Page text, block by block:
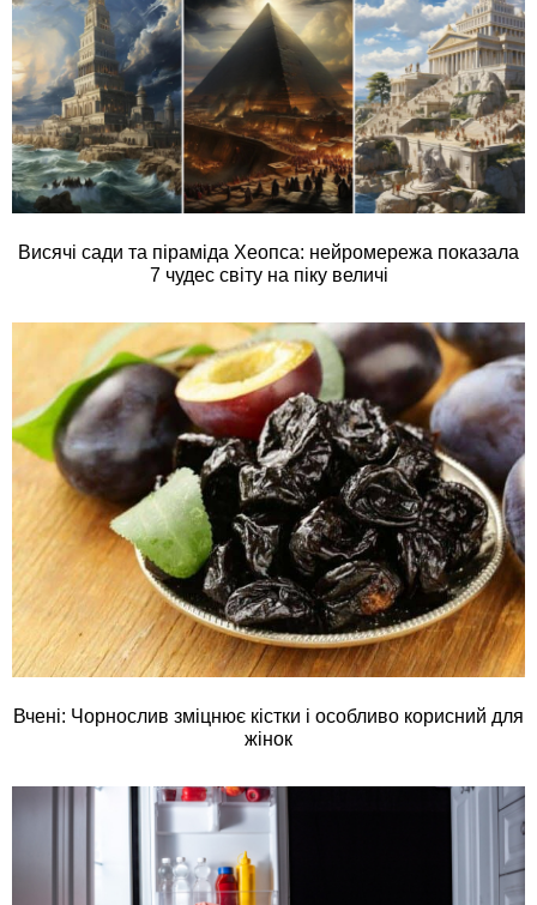
Висячі сади та піраміда Хеопса: нейромережа показала
7 чудес світу на піку величі
Вчені: Чорнослив зміцнює кістки і особливо корисний для
жінок